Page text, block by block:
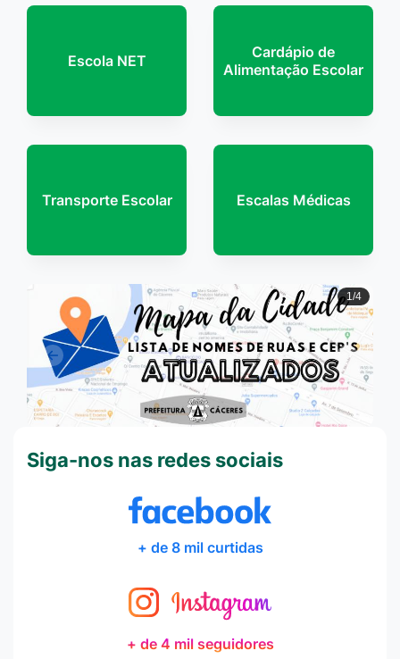
Escola NET
Cardápio de
Alimentação Escolar
2/4
Anterior
Transporte Escolar Escalas Médicas
Siga-nos nas redes sociais
+ de 8 mil curtidas
+ de 4 mil seguidores